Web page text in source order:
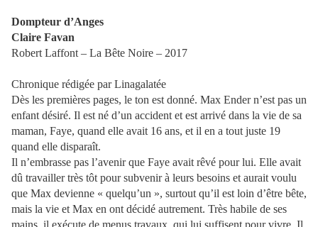
Dompteur d’Anges
Claire Favan
Robert Laffont – La Bête Noire – 2017
Chronique rédigée par Linagalatée
Dès les premières pages, le ton est donné. Max Ender n’est pas un
enfant désiré. Il est né d’un accident et est arrivé dans la vie de sa
maman, Faye, quand elle avait 16 ans, et il en a tout juste 19
quand elle disparaît.
Il n’embrasse pas l’avenir que Faye avait rêvé pour lui. Elle avait
dû travailler très tôt pour subvenir à leurs besoins et aurait voulu
que Max devienne « quelqu’un », surtout qu’il est loin d’être bête,
mais la vie et Max en ont décidé autrement. Très habile de ses